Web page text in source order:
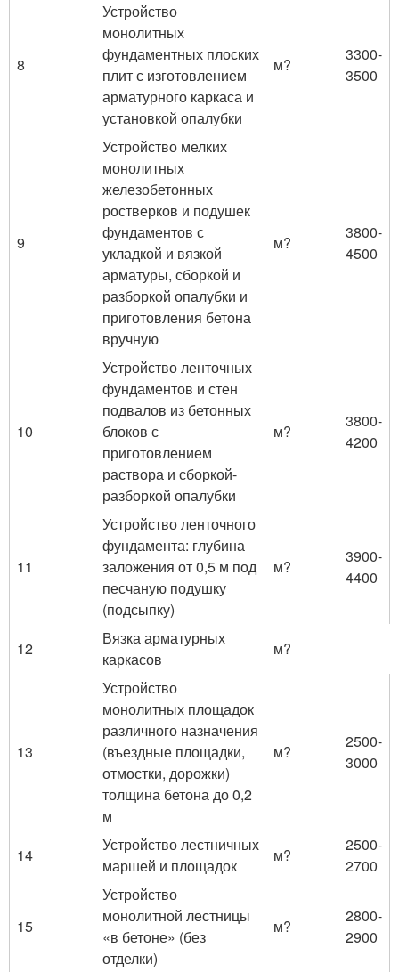
8
Устройство
монолитных
фундаментных плоских
плит с изготовлением
арматурного каркаса и
установкой опалубки
м?
3300-
3500
9
Устройство мелких
монолитных
железобетонных
ростверков и подушек
фундаментов с
укладкой и вязкой
арматуры, сборкой и
разборкой опалубки и
приготовления бетона
вручную
м?
3800-
4500
10
Устройство ленточных
фундаментов и стен
подвалов из бетонных
блоков с
приготовлением
раствора и сборкой-
разборкой опалубки
м?
3800-
4200
11
Устройство ленточного
фундамента: глубина
заложения от 0,5 м под
песчаную подушку
(подсыпку)
м?
3900-
4400
12
Вязка арматурных
каркасов
м?
13
Устройство
монолитных площадок
различного назначения
(въездные площадки,
отмостки, дорожки)
толщина бетона до 0,2
м
м?
2500-
3000
14
Устройство лестничных
маршей и площадок
м?
2500-
2700
15
Устройство
монолитной лестницы
«в бетоне» (без
отделки)
м?
2800-
2900